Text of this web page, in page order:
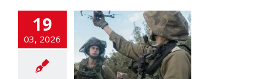
19
03, 2026
888 : L’UNITE
DE TSAHAL
Anti-terrorisme
flashinfos